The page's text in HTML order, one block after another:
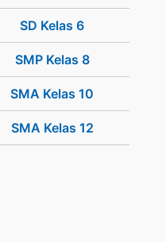
SD Kelas 6
SMP Kelas 8
SMA Kelas 10
SMA Kelas 12